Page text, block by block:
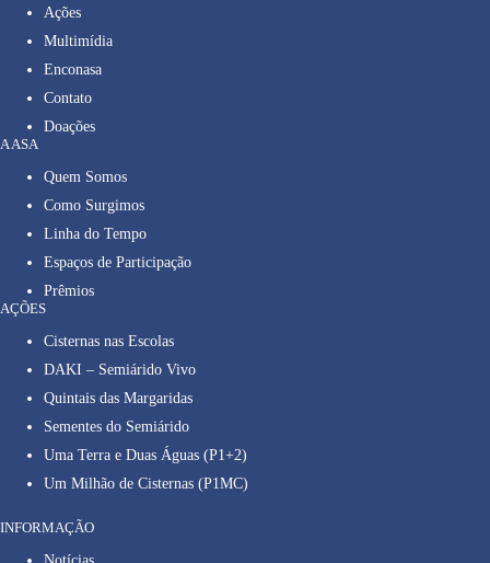
Ações
Multimídia
Enconasa
Contato
Doações
A ASA
Quem Somos
Como Surgimos
Linha do Tempo
Espaços de Participação
Prêmios
AÇÕES
Cisternas nas Escolas
DAKI – Semiárido Vivo
Quintais das Margaridas
Sementes do Semiárido
Uma Terra e Duas Águas (P1+2)
Um Milhão de Cisternas (P1MC)
INFORMAÇÃO